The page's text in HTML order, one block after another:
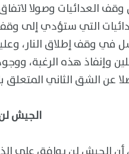
العدائيات وصولا
التي ستؤدي إلى
في وقف إطلاق النار،
وإنفاذ هذه الرغبة،
الجيش